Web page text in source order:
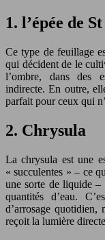
1. l’épée de
Ce type de feuillage
qui décident de le
l’ombre, dans des
indirecte. En outre,
parfait pour ceux qui
2. Chrysula
La chrysula est une
« succulentes » – ce
une sorte de liquide –
quantités d’eau.
d’arrosage
reçoit la lumière